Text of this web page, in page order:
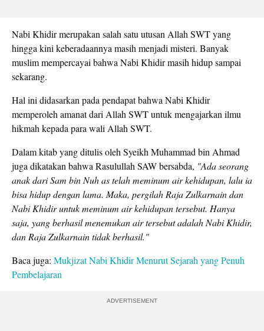
Nabi Khidir merupakan salah satu utusan Allah SWT yang
hingga kini keberadaannya masih menjadi misteri. Banyak
muslim mempercayai bahwa Nabi Khidir masih hidup sampai
sekarang.
Hal ini didasarkan pada pendapat bahwa Nabi Khidir
memperoleh amanat dari Allah SWT untuk mengajarkan ilmu
hikmah kepada para wali Allah SWT.
Dalam kitab yang ditulis oleh Syeikh Muhammad bin Ahmad
juga dikatakan bahwa Rasulullah SAW bersabda, "Ada seorang
anak dari Sam bin Nuh as telah meminum air kehidupan, lalu ia
bisa hidup dengan lama. Maka, pergilah Raja Zulkarnain dan
Nabi Khidir untuk meminum air kehidupan tersebut. Hanya
saja, yang berhasil menemukan air tersebut adalah Nabi Khidir,
dan Raja Zulkarnain tidak berhasil."
Baca juga: Mukjizat Nabi Khidir Menurut Sejarah yang Penuh
Pembelajaran
ADVERTISEMENT